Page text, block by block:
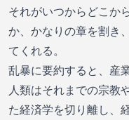
それがいつからどこか
か、かなりの章を割き
てくれる。
乱暴に要約すると、産
人類はそれまでの宗教
た経済学を切り離し、